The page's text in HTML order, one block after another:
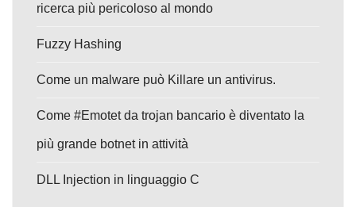
ricerca più pericoloso al mondo
Fuzzy Hashing
Come un malware può Killare un antivirus.
Come #Emotet da trojan bancario è diventato la
più grande botnet in attività
DLL Injection in linguaggio C